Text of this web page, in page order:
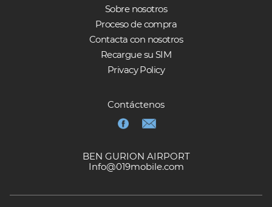
Sobre nosotros
Proceso de compra
Contacta con nosotros
Recargue su SIM
Privacy Policy
Contáctenos
BEN GURION AIRPORT
Info@019mobile.com